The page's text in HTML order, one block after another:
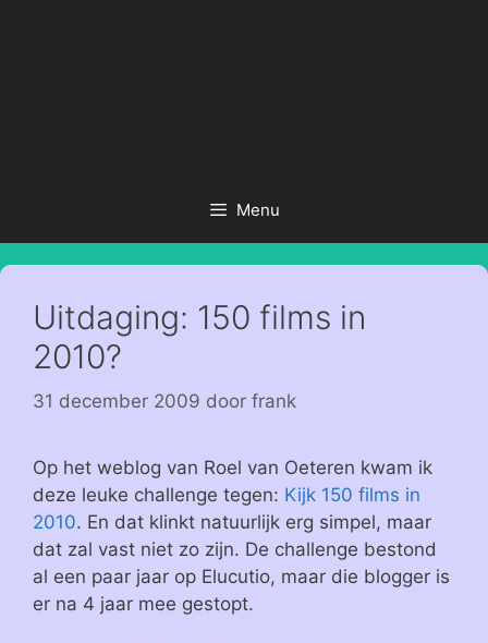
Menu
Uitdaging: 150 films in
2010?
31 december 2009 door frank
Op het weblog van Roel van Oeteren kwam ik
deze leuke challenge tegen: Kijk 150 films in
2010. En dat klinkt natuurlijk erg simpel, maar
dat zal vast niet zo zijn. De challenge bestond
al een paar jaar op Elucutio, maar die blogger is
er na 4 jaar mee gestopt.